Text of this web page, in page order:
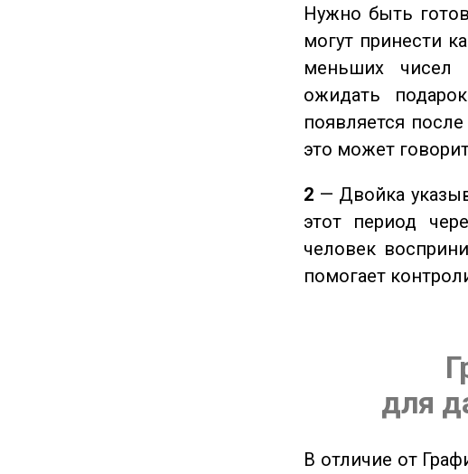
Нужно быть
могут принести
меньших чисел
ожидать
появляется
это может
2 — Двойка
этот период
человек
помогает
для
В отличие от